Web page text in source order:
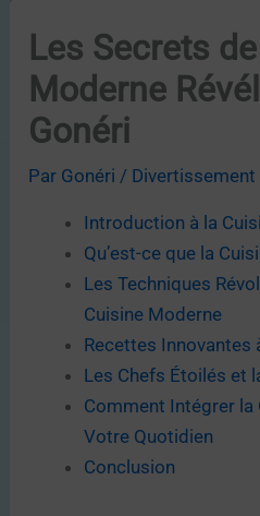
Les Secrets
Moderne
Gonéri
Par Gonéri / Divertissement
Introduction à la
Qu’est-ce que la
Les Techniques
Cuisine Moderne
Recettes Innovantes
Les Chefs Étoilés et
Comment Intégrer la
Votre Quotidien
Conclusion